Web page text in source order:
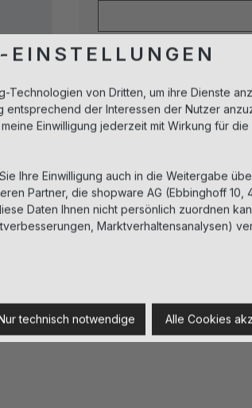
Sofort verfügbar,
Beschreibung
Inhaltsstoffe
Sicherheitshinweise
EINSTELLUNGEN
Technologien von Dritten, um ihre Dienste
entsprechend der Interessen der Nutzer
Einwilligung jederzeit mit Wirkung für
Ihre Einwilligung auch in die Weitergabe
Partner, die shopware AG (Ebbinghoff 10,
Daten Ihnen nicht persönlich zuordnen
Marktverhaltensanalysen)
technisch notwendige Alle Cookies